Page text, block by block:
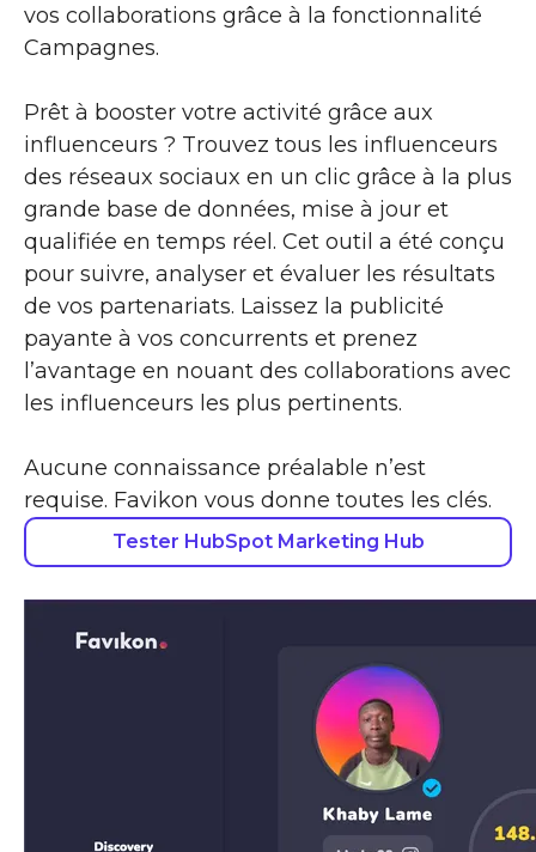
vos collaborations grâce à la fonctionnalité
Campagnes.
Prêt à booster votre activité grâce aux
influenceurs ? Trouvez tous les influenceurs
des réseaux sociaux en un clic grâce à la plus
grande base de données, mise à jour et
qualifiée en temps réel. Cet outil a été conçu
pour suivre, analyser et évaluer les résultats
de vos partenariats. Laissez la publicité
payante à vos concurrents et prenez
l’avantage en nouant des collaborations avec
les influenceurs les plus pertinents.
Aucune connaissance préalable n’est
requise. Favikon vous donne toutes les clés.
Tester HubSpot Marketing Hub